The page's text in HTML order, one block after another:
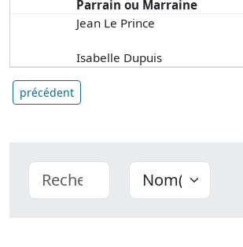
Parrain ou Marraine
Jean Le Prince
Isabelle Dupuis
précédent